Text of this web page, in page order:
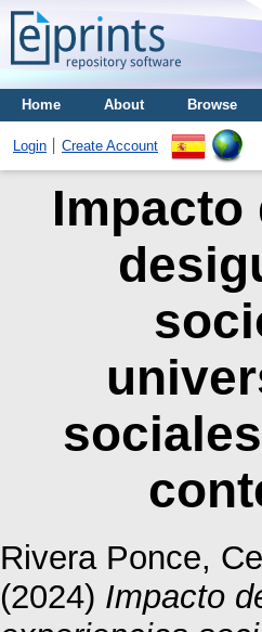
Home About Browse
Login Create Account
Impacto
Rivera Ponce,
(2024) Impacto